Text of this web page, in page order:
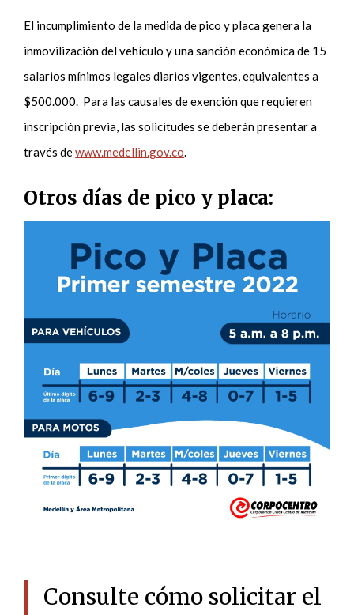
El incumplimiento de la medida de pico y placa genera la
inmovilización del vehículo y una sanción económica de 15
salarios mínimos legales diarios vigentes, equivalentes a
$500.000. Para las causales de exención que requieren
inscripción previa, las solicitudes se deberán presentar a
través dewww.medellin.gov.co.
Otros días de pico y placa:
Consulte cómo solicitar el